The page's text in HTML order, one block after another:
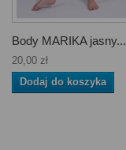
Body MARIKA jasny...
20,00 zł
Dodaj do koszyka